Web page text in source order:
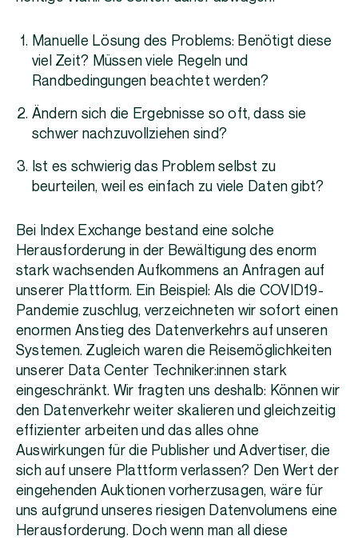
Manuelle Lösung des Problems: Benötigt diese
viel Zeit? Müssen viele Regeln und
Randbedingungen beachtet werden?
Ändern sich die Ergebnisse so oft, dass sie
schwer nachzuvollziehen sind?
Ist es schwierig das Problem selbst zu
beurteilen, weil es einfach zu viele Daten gibt?
Bei Index Exchange bestand eine solche
Herausforderung in der Bewältigung des enorm
stark wachsenden Aufkommens an Anfragen auf
unserer Plattform. Ein Beispiel: Als die COVID19-
Pandemie zuschlug, verzeichneten wir sofort einen
enormen Anstieg des Datenverkehrs auf unseren
Systemen. Zugleich waren die Reisemöglichkeiten
unserer Data Center Techniker:innen stark
eingeschränkt. Wir fragten uns deshalb: Können wir
den Datenverkehr weiter skalieren und gleichzeitig
effizienter arbeiten und das alles ohne
Auswirkungen für die Publisher und Advertiser, die
sich auf unsere Plattform verlassen? Den Wert der
eingehenden Auktionen vorherzusagen, wäre für
uns aufgrund unseres riesigen Datenvolumens eine
Herausforderung. Doch wenn man all diese